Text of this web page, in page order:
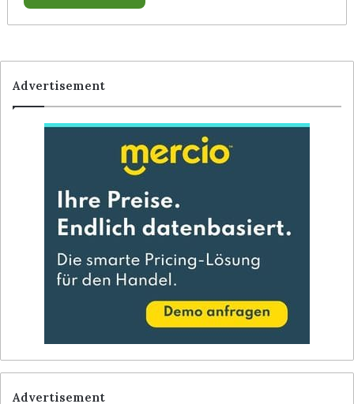
Advertisement
Advertisement